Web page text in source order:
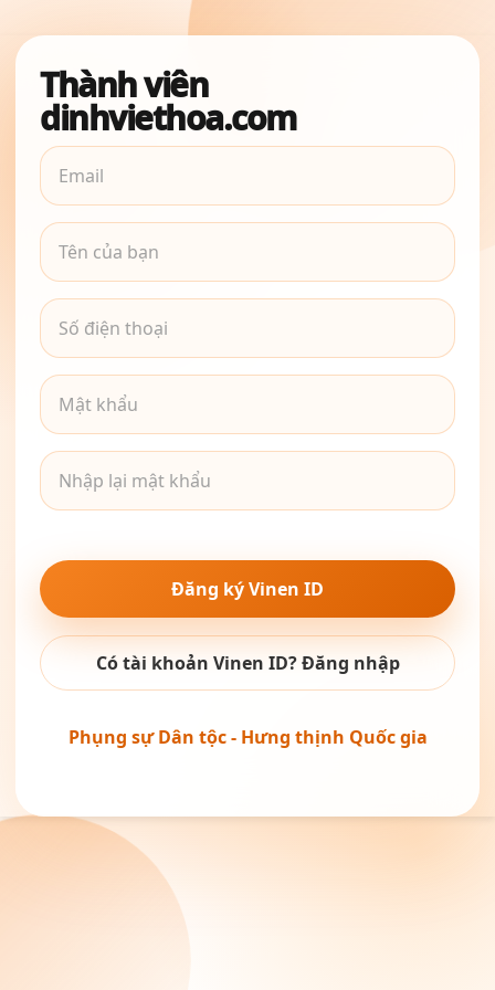
Đăng ký Vinen ID
Có tài khoản Vinen ID? Đăng nhập